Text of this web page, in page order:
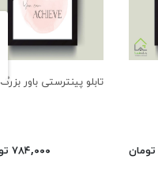
تابلو پینترستی باور بزرگ
۷۸۴,۰۰۰ تومان